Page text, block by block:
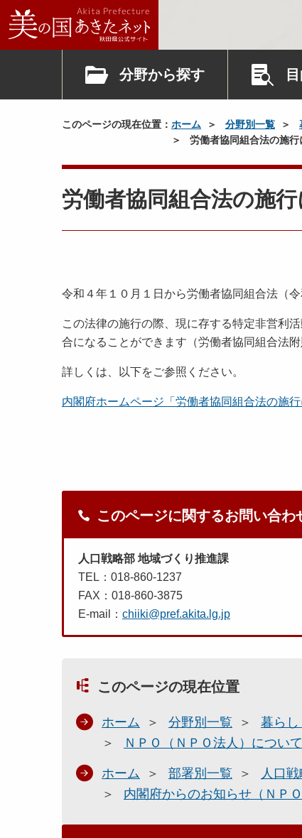
分野から探す
このページの現在位置： ホーム 分野別一覧
労働者協同組合法の施
労働者協同組合法の施
令和４年１０月１日から労働者協同組合法（
この法律の施行の際、現に存する特定非営利
合になることができます（労働者協同組合法附
詳しくは、以下をご参照ください。
内閣府ホームページ「労働者協同組合法の施
このページに関するお問い合わ
人口戦略部 地域づくり推進課
TEL：018-860-1237
FAX：018-860-3875
E-mail： chiiki@pref.akita.lg.jp
このページの現在位置
ホーム 分野別一覧 暮ら
ＮＰＯ（ＮＰＯ法人）について
ホーム 部署別一覧 人口
内閣府からのお知らせ（ＮＰＯ